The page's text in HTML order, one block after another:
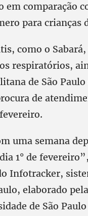
em comparação
para crianças
como o
respiratórios,
de São
de
uma semana
1° de
Infotracker,
elaborado
de São